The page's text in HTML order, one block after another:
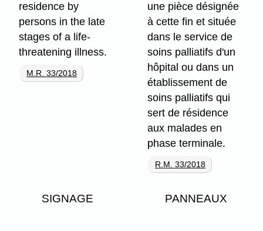
residence by
persons in the late
stages of a life-
threatening illness.
M.R. 33/2018
une pièce désignée
à cette fin et située
dans le service de
soins palliatifs d'un
hôpital ou dans un
établissement de
soins palliatifs qui
sert de résidence
aux malades en
phase terminale.
R.M. 33/2018
SIGNAGE PANNEAUX